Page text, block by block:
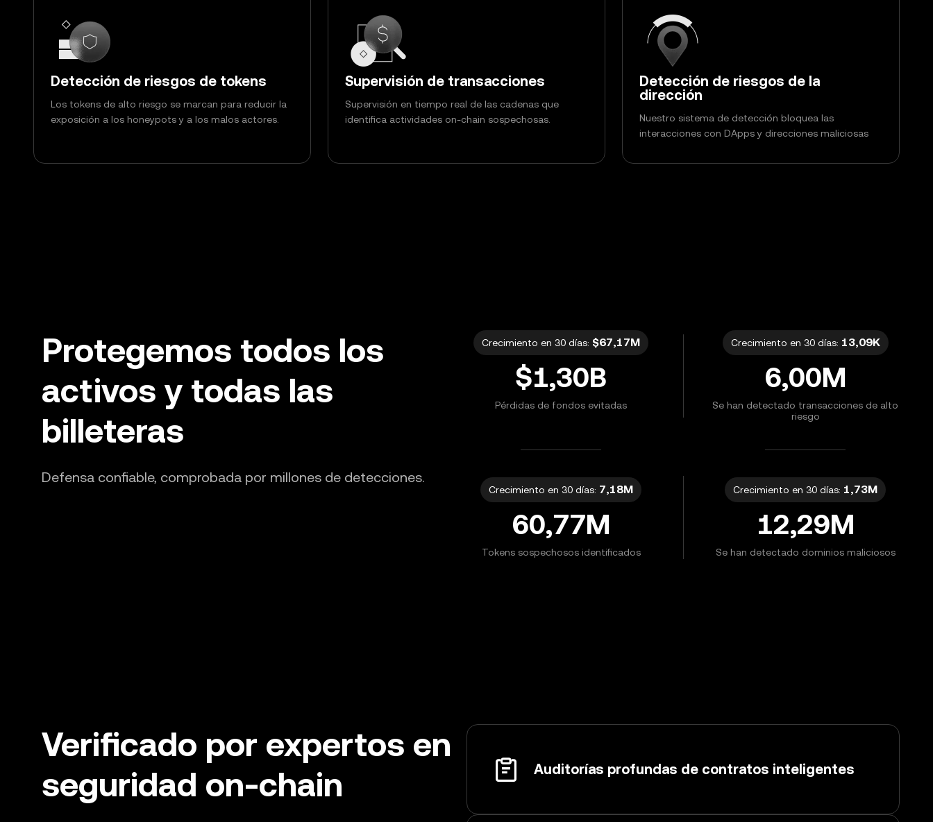
Detección de riesgos de tokens
Los tokens de alto riesgo se marcan para reducir la
exposición a los honeypots y a los malos actores.
Supervisión de transacciones
Supervisión en tiempo real de las cadenas que
identifica actividades on-chain sospechosas.
Detección de riesgos de la
dirección
Nuestro sistema de detección bloquea las
interacciones con DApps y direcciones maliciosas
Protegemos todos los
activos y todas las
billeteras
Defensa confiable, comprobada por millones de detecciones.
Crecimiento en 30 días: $67,17M
$1,30B
Pérdidas de fondos evitadas
Crecimiento en 30 días: 13,09K
6,00M
Se han detectado transacciones de alto
riesgo
Crecimiento en 30 días: 7,18M
60,77M
Tokens sospechosos identificados
Crecimiento en 30 días: 1,73M
12,29M
Se han detectado dominios maliciosos
Verificado por expertos en
seguridad on-chain
Auditorías profundas de contratos inteligentes